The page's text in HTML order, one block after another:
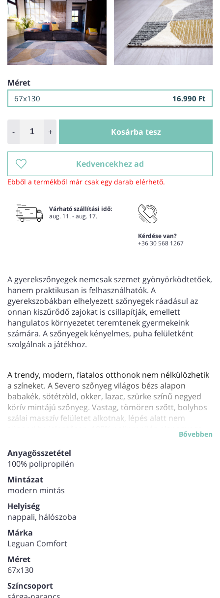
Méret
67x130 16.990 Ft
- + Kosárba tesz
Kedvencekhez ad
Ebből a termékből már csak egy darab elérhető.
Várható szállítási idő:
aug. 11. - aug. 17.
Kérdése van?
+36 30 568 1267
A gyerekszőnyegek nemcsak szemet gyönyörködtetőek,
hanem praktikusan is felhasználhatók. A
gyerekszobákban elhelyezett szőnyegek ráadásul az
onnan kiszűrődő zajokat is csillapítják, emellett
hangulatos környezetet teremtenek gyermekeink
számára. A szőnyegek kényelmes, puha felületként
szolgálnak a játékhoz.
A trendy, modern, fiatalos otthonok nem nélkülözhetik
a színeket. A Severo szőnyeg világos bézs alapon
babakék, sötétzöld, okker, lazac, szürke színű negyed
körív mintájú szőnyeg. Vastag, tömören szőtt, bolyhos
szálai masszív felületet alkotnak, lépés alatt nem
süpped be jelentősen. 100% polipropilén alapanyaga
tartós használatot és könnyen kezelhetőséget biztosít.
Összsúly: 2440 g/m2
Bővebben
Anyagösszetétel
100% polipropilén
Mintázat
modern mintás
Helyiség
nappali, hálószoba
Márka
Leguan Comfort
Méret
67x130
Színcsoport